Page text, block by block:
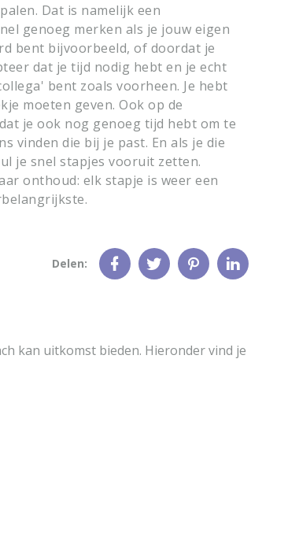
Dat is namelijk een
genoeg merken als je jouw eigen
bent bijvoorbeeld, of doordat je
dat je tijd nodig hebt en je echt
bent zoals voorheen. Je hebt
moeten geven. Ook op de
je ook nog genoeg tijd hebt om te
vinden die bij je past. En als je die
je snel stapjes vooruit zetten.
onthoud: elk stapje is weer een
Delen:
kan uitkomst bieden. Hieronder vind je